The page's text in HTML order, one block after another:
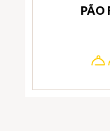
PÃO